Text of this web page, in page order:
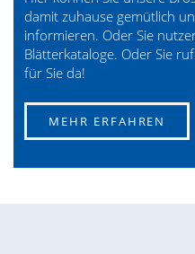
damit zuhause gemütlich
informieren. Oder Sie
Blätterkataloge. Oder Sie
für Sie da!
MEHR ERFAHREN